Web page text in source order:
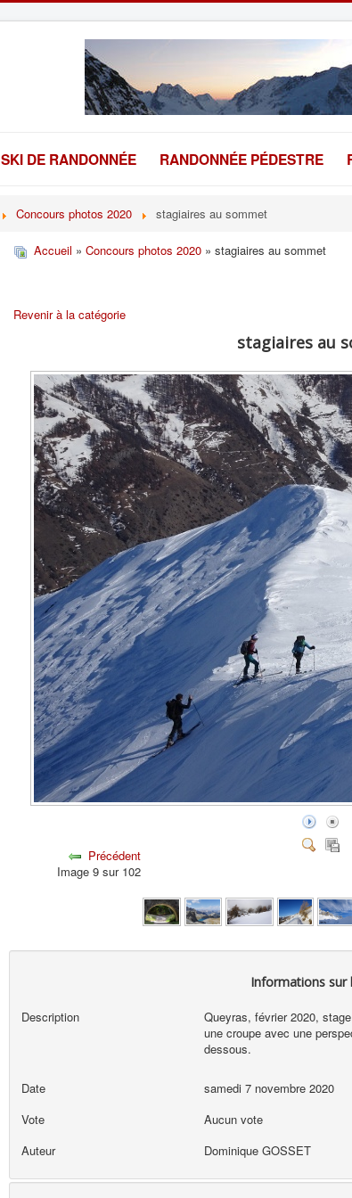
SKI DE RANDONNÉE RANDONNÉE PÉDESTRE
Concours photos 2020 stagiaires au sommet
Accueil » Concours photos 2020 » stagiaires au sommet
Revenir à la catégorie
stagiaires au
Précédent
Image 9 sur 102
Informations sur
Description
Queyras, février 2020,
une croupe avec une
dessous.
Date
samedi 7 novembre 2020
Vote
Aucun vote
Auteur
Dominique GOSSET